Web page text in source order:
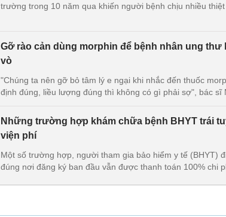
trường trong 10 năm qua khiến người bệnh chịu nhiều thiệt
Gỡ rào cản dùng morphin để bệnh nhân ung thư
vò
"Chúng ta nên gỡ bỏ tâm lý e ngại khi nhắc đến thuốc
định đúng, liều lượng đúng thì không có gì phải sợ", bác sĩ
Những trường hợp khám chữa bệnh BHYT trái
viện phí
Một số trường hợp, người tham gia bảo hiểm y tế (BHYT)
đúng nơi đăng ký ban đầu vẫn được thanh toán 100% chi